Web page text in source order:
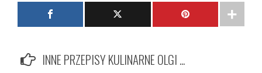
INNE PRZEPISY KULINARNE OLGI ...